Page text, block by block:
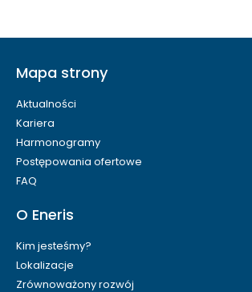
Mapa strony
Aktualności
Kariera
Harmonogramy
Postępowania ofertowe
FAQ
O Eneris
Kim jesteśmy?
Lokalizacje
Zrównoważony rozwój